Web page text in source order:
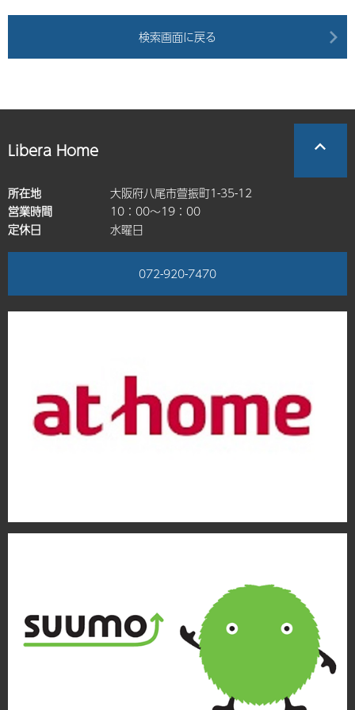
検索画面に戻る
Libera Home
所在地
大阪府八尾市萱振町1-35-12
営業時間
10：00～19：00
定休日
水曜日
072-920-7470